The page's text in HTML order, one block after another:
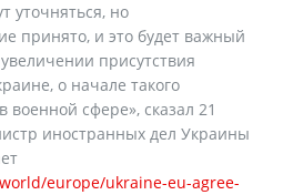
уточняться, но
принято, и это будет важный
присутствия
о начале такого
военной сфере», сказал 21
иностранных дел Украины
europe/ukraine-eu-agree-